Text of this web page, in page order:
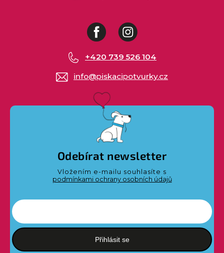
FacebookInstagram
info@piskacipotvurky.cz
+420 739 526 104
Odebírat newsletter
Vložením e-mailu souhlasíte s
podmínkami ochrany osobních údajů
Přihlásit se